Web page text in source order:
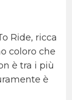
Ride, ricca
coloro che
è tra i più
è